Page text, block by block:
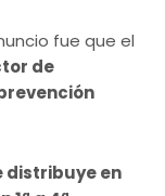
fue que el
de
distribuye en